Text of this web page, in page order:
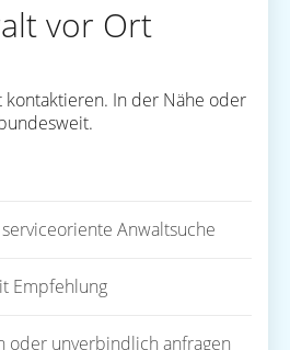
vor Ort
kontaktieren. In der Nähe oder
Anwaltsuche
Empfehlung
oder unverbindlich anfragen